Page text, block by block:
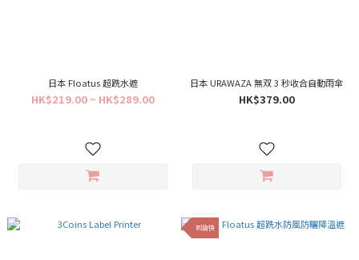
日本 Floatus 超跣水遮
HK$219.00 ~ HK$289.00
日本 URAWAZA 無双 3 秒收合自動雨傘
HK$379.00
到貨快